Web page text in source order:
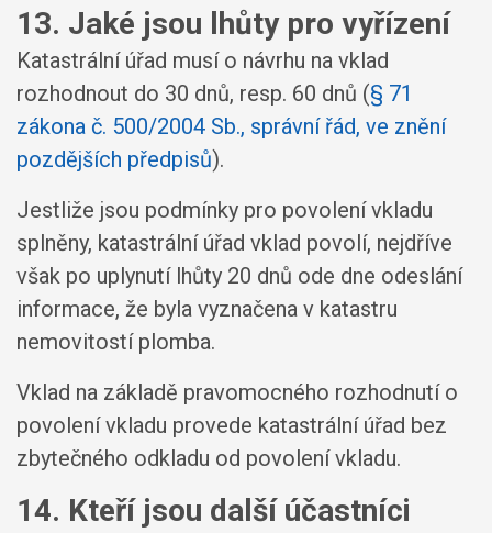
13. Jaké jsou lhůty pro vyřízení
Katastrální úřad musí o návrhu na vklad
rozhodnout do 30 dnů, resp. 60 dnů (§ 71
zákona č. 500/2004 Sb., správní řád, ve znění
pozdějších předpisů).
Jestliže jsou podmínky pro povolení vkladu
splněny, katastrální úřad vklad povolí, nejdříve
však po uplynutí lhůty 20 dnů ode dne odeslání
informace, že byla vyznačena v katastru
nemovitostí plomba.
Vklad na základě pravomocného rozhodnutí o
povolení vkladu provede katastrální úřad bez
zbytečného odkladu od povolení vkladu.
14. Kteří jsou další účastníci